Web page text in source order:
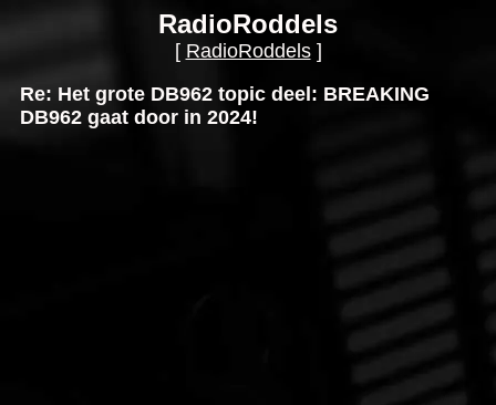
RadioRoddels
[ RadioRoddels]
Re: Het grote DB962 topic deel: BREAKING
DB962 gaat door in 2024!